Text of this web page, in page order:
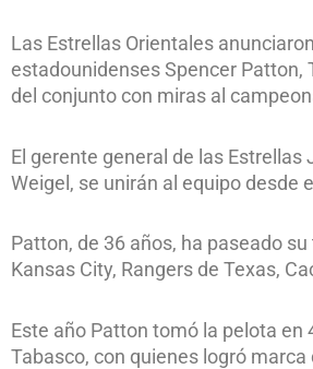
Las Estrellas Orientales
estadounidenses Spencer Patton,
del conjunto con miras al
El gerente general de las
Weigel, se unirán al equipo desde
Patton, de 36 años, ha paseado
Kansas City, Rangers de Texas,
Este año Patton tomó la pelota en
Tabasco, con quienes logró